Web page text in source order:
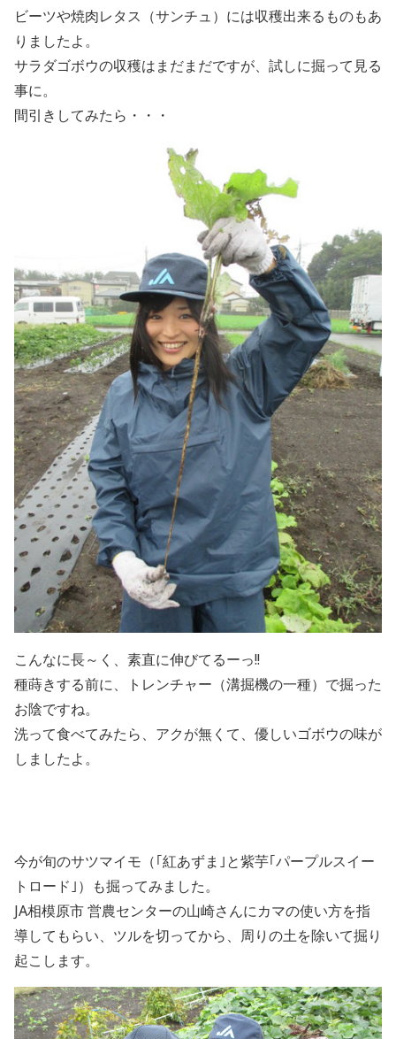
ビーツや焼肉レタス（サンチュ）には収穫出来るものもあ
りましたよ。
サラダゴボウの収穫はまだまだですが、試しに掘って見る
事に。
間引きしてみたら・・・
こんなに長～く、素直に伸びてるーっ!!
種蒔きする前に、トレンチャー（溝掘機の一種）で掘った
お陰ですね。
洗って食べてみたら、アクが無くて、優しいゴボウの味が
しましたよ。
今が旬のサツマイモ（｢紅あずま｣と紫芋｢パープルスイー
トロード｣）も掘ってみました。
JA相模原市 営農センターの山崎さんにカマの使い方を指
導してもらい、ツルを切ってから、周りの土を除いて掘り
起こします。